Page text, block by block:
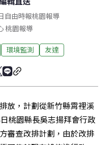
自由時報桃園報導
桃園報導
環境監測 友達
放，計劃從新竹縣霄裡溪
桃園縣長吳志揚拜會行政
審查改排計劃，由於改排